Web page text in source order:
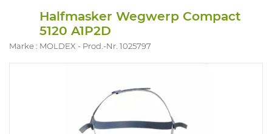
Halfmasker Wegwerp Compact
5120 A1P2D
Marke : MOLDEX Prod.-Nr. 1025797